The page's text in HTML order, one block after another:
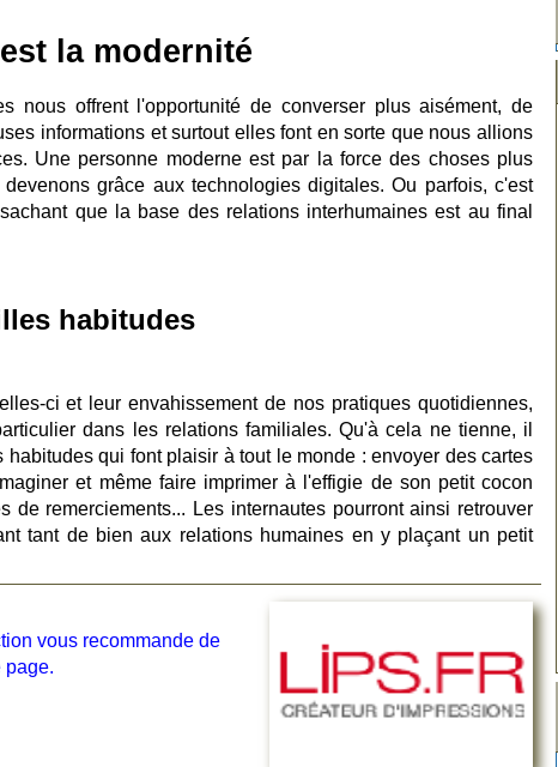
la modernité
nous offrent l'opportunité de converser plus aisément, de
informations et surtout elles font en sorte que nous allions
Une personne moderne est par la force des choses plus
grâce aux technologies digitales. Ou parfois, c'est
que la base des relations interhumaines est au final
habitudes
ci et leur envahissement de nos pratiques quotidiennes,
dans les relations familiales. Qu'à cela ne tienne, il
qui font plaisir à tout le monde : envoyer des cartes
et même faire imprimer à l'effigie de son petit cocon
de remerciements... Les internautes pourront ainsi retrouver
tant de bien aux relations humaines en y plaçant un petit
vous recommande de
page.